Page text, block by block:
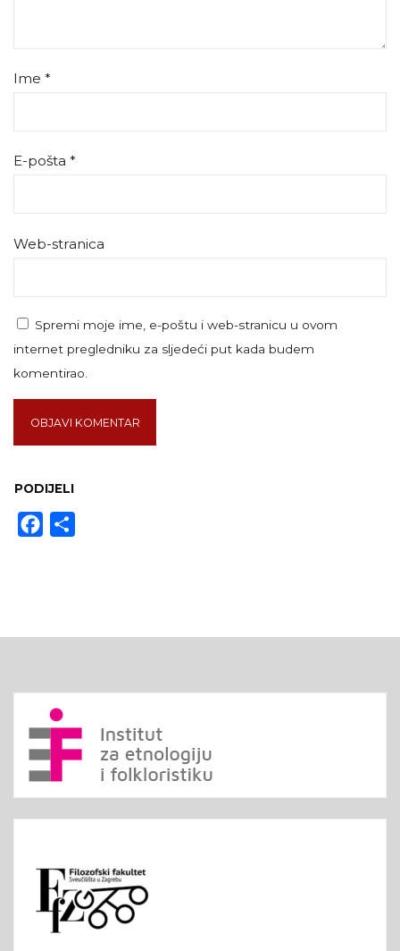
Ime*
E-pošta*
Web-stranica
Spremi moje ime, e-poštu i web-stranicu u ovom
internet pregledniku za sljedeći put kada budem
komentirao.
PODIJELI
Facebook